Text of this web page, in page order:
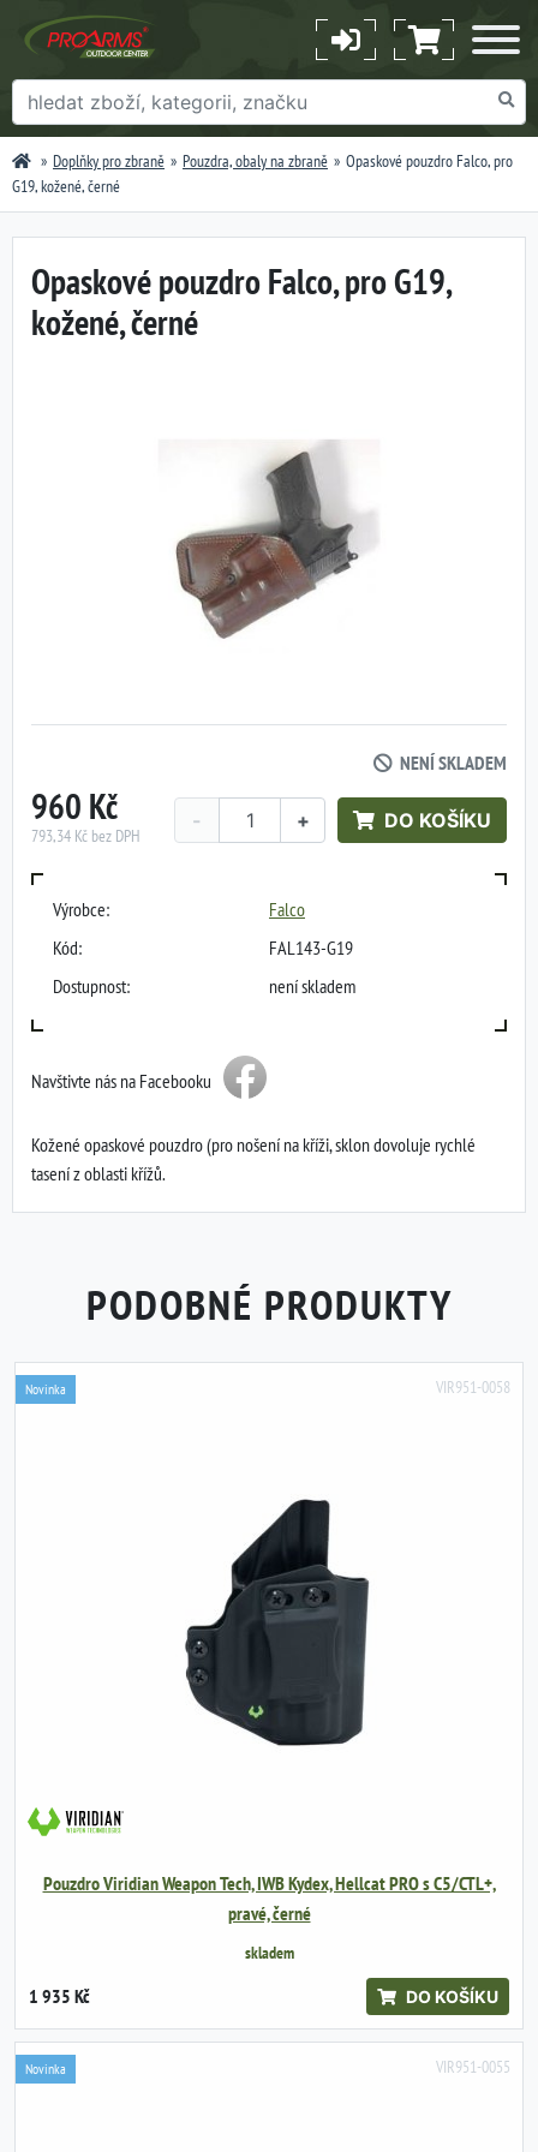
Doplňky pro zbraně Pouzdra, obaly na zbraně
Opaskové pouzdro Falco, pro
G19, kožené, černé
Opaskové pouzdro Falco, pro G19,
kožené, černé
NENÍ SKLADEM
960 Kč
793,34 Kč bez DPH
+
- DO KOŠÍKU
Výrobce:
Falco
Kód:
FAL143-G19
Dostupnost:
není skladem
Navštivte nás na Facebooku
Kožené opaskové pouzdro (pro nošení na kříži, sklon dovoluje rychlé
tasení z oblasti křížů.
PODOBNÉ PRODUKTY
VIR951-0058
Novinka
Pouzdro Viridian Weapon Tech, IWB Kydex, Hellcat PRO s C5/CTL+,
pravé, černé
skladem
1 935 Kč DO KOŠÍKU
VIR951-0055
Novinka